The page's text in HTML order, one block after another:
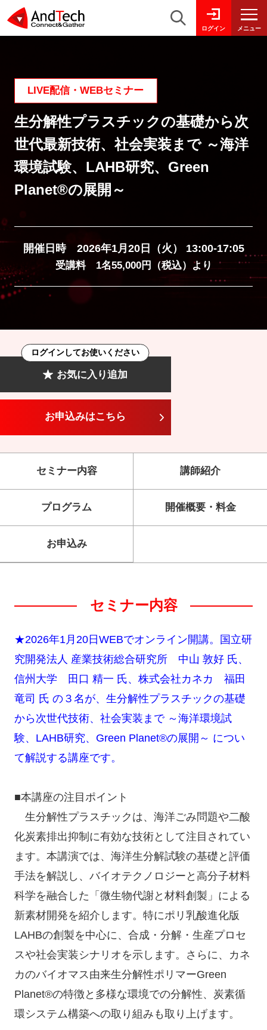
ログイン メニュー
LIVE配信・WEBセミナー
生分解性プラスチックの基礎から次
世代最新技術、社会実装まで ～海洋
環境試験、LAHB研究、Green
Planet®の展開～
開催日時 2026年1月20日（火） 13:00-17:05
受講料 1名55,000円（税込）より
お気に入り追加
ログインしてお使いください
お申込みはこちら
セミナー内容 講師紹介
プログラム 開催概要・料金
お申込み
セミナー内容
★2026年1月20日WEBでオンライン開講。国立研
究開発法人 産業技術総合研究所 中山 敦好 氏、
信州大学 田口 精一 氏、株式会社カネカ 福田
竜司 氏 の３名が、生分解性プラスチックの基礎
から次世代技術、社会実装まで ～海洋環境試
験、LAHB研究、Green Planet®の展開～ につい
て解説する講座です。
■本講座の注目ポイント
生分解性プラスチックは、海洋ごみ問題や二酸
化炭素排出抑制に有効な技術として注目されてい
ます。本講演では、海洋生分解試験の基礎と評価
手法を解説し、バイオテクノロジーと高分子材料
科学を融合した「微生物代謝と材料創製」による
新素材開発を紹介します。特にポリ乳酸進化版
LAHBの創製を中心に、合成・分解・生産プロセ
スや社会実装シナリオを示します。さらに、カネ
カのバイオマス由来生分解性ポリマーGreen
Planet®の特徴と多様な環境での分解性、炭素循
環システム構築への取り組みも取り上げます。